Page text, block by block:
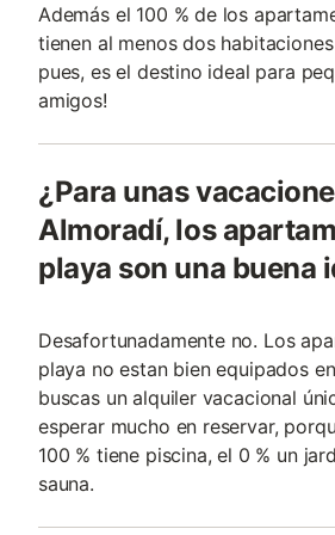
Además el 100 % de los
tienen al menos dos
pues, es el destino ideal para
amigos!
¿Para unas
Almoradí, los
playa son una buena
Desafortunadamente no. Los
playa no estan bien equipados
buscas un alquiler vacacional
esperar mucho en reservar,
100 % tiene piscina, el 0 % un
sauna.